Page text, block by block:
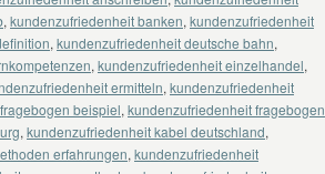
, kundenzufriedenheit banken, kundenzufriedenheit
, kundenzufriedenheit deutsche bahn,
, kundenzufriedenheit einzelhandel,
ermitteln, kundenzufriedenheit
beispiel, kundenzufriedenheit fragebogen
, kundenzufriedenheit kabel deutschland,
erfahrungen, kundenzufriedenheit